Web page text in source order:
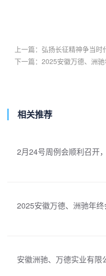
上一篇： 弘扬长征精神争当时
下一篇： 2025安徽万德、洲
相关推荐
2月24号周例会顺利召开
2025安徽万德、洲驰年